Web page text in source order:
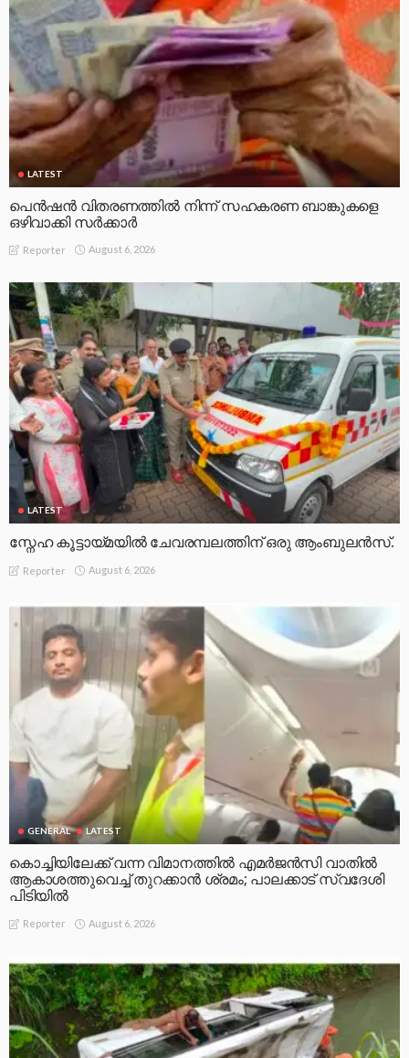
LATEST
പെൻഷൻ വിതരണത്തിൽ നിന്ന് സഹകരണ ബാങ്കുകളെ
ഒഴിവാക്കി സർക്കാർ
Reporter August 6, 2026
LATEST
സ്നേഹ കൂട്ടായ്മയിൽ ചേവരമ്പലത്തിന് ഒരു ആംബുലൻസ്.
Reporter August 6, 2026
GENERAL LATEST
കൊച്ചിയിലേക്ക് വന്ന വിമാനത്തിൽ എമർജൻസി വാതിൽ
ആകാശത്തുവെച്ച് തുറക്കാൻ ശ്രമം; പാലക്കാട് സ്വദേശി
പിടിയിൽ
Reporter August 6, 2026